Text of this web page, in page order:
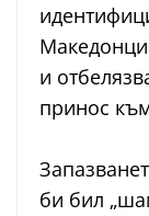
и
принос
би бил